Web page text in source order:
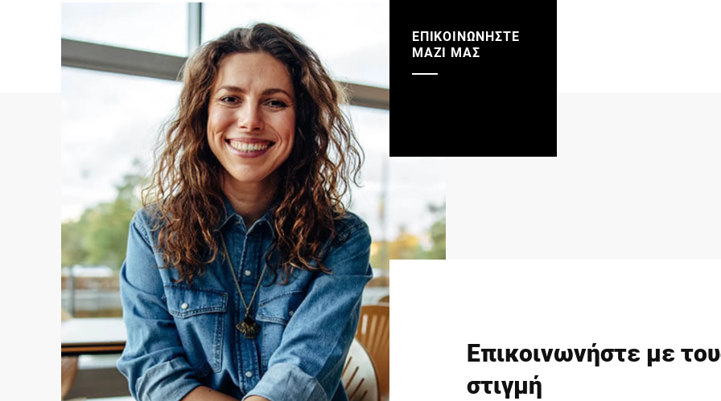
ΕΠΙΚΟΙΝΩΝΗΣΤΕ
ΜΑΖΙ ΜΑΣ
Επικοινωνήστε με
στιγμή